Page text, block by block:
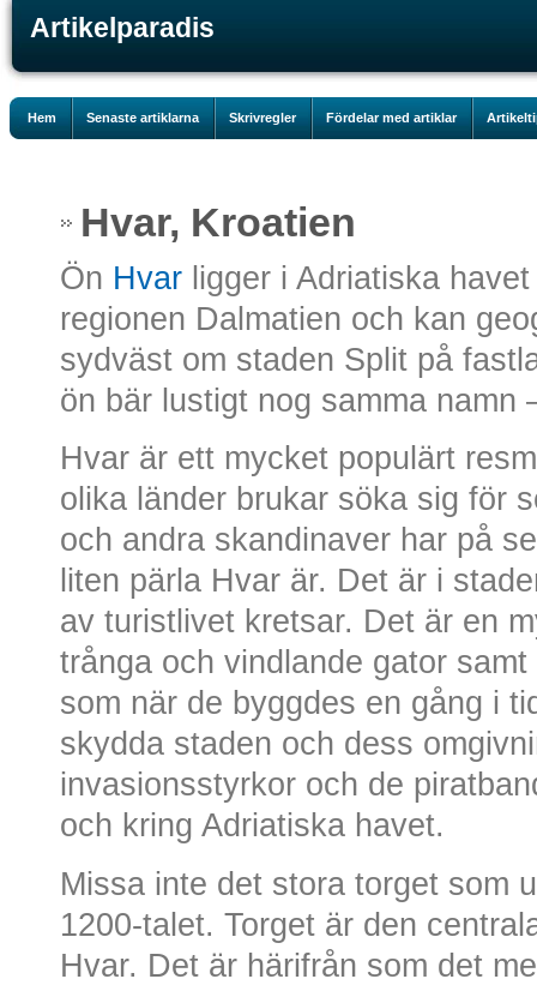
Artikelparadis
Hem Senaste artiklarna Skrivregler Fördelar med artiklar
Hvar, Kroatien
Ön Hvar ligger i Adriatiska
regionen Dalmatien och kan
sydväst om staden Split på
ön bär lustigt nog samma namn
Hvar är ett mycket populärt
olika länder brukar söka sig för
och andra skandinaver har på
liten pärla Hvar är. Det är i
av turistlivet kretsar. Det är en
trånga och vindlande gator
som när de byggdes en gång i
skydda staden och dess
invasionsstyrkor och de
och kring Adriatiska havet.
Missa inte det stora torget som
1200-talet. Torget är den
Hvar. Det är härifrån som det